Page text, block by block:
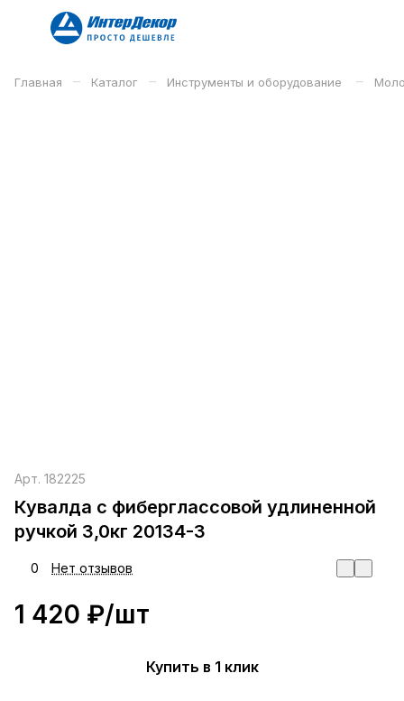
Главная – Каталог – Инструменты и оборудование –
Арт. 182225
Кувалда с фиберглассовой удлиненной
ручкой 3,0кг 20134-3
0 Нет отзывов
1 420 ₽/шт
Купить в 1 клик